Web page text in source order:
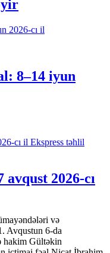
8–14 iyun
Ekspress təhlil
2026-cı
və
Avqustun 6-da
hakim Gültəkin